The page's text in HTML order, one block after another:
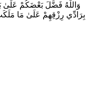
وَاللَّهُ فَضَّلَ بَعْضَكُمْ عَلَىٰ
بِرَادِّي رِزْقِهِمْ عَلَىٰ مَا